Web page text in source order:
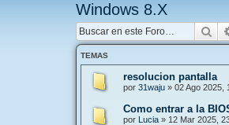
Windows 8.X
TEMAS
resolucion pantalla
por 31waju » 02 Ago 2025,
Como entrar a la
por Lucia » 12 Mar 2025,